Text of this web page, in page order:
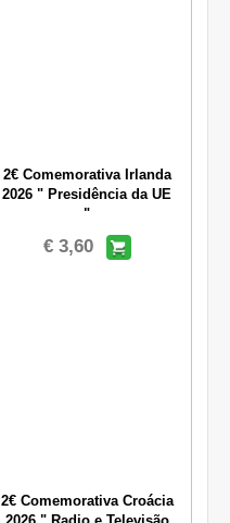
2€ Comemorativa Irlanda
2026 " Presidência da UE
"
€ 3,60
2€ Comemorativa Croácia